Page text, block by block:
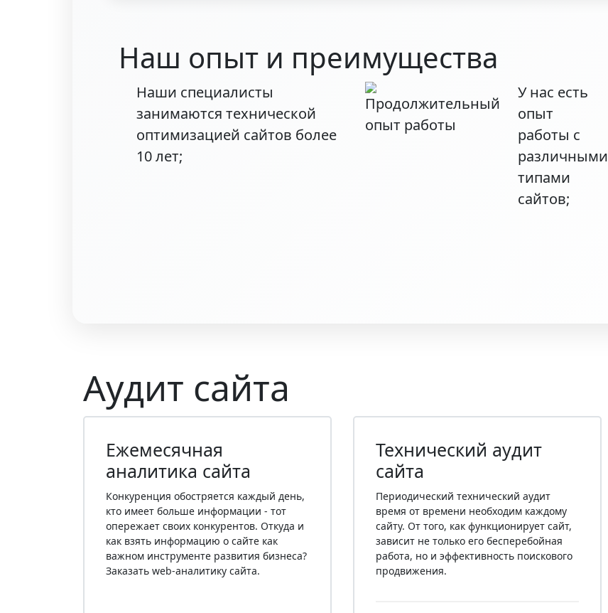
Наш опыт и преимущества
Наши специалисты
занимаются технической
оптимизацией сайтов более
10 лет;
У нас есть
опыт
работы с
различными
типами
сайтов;
Аудит сайта
Ежемесячная
аналитика сайта
Конкуренция обостряется каждый день,
кто имеет больше информации - тот
опережает своих конкурентов. Откуда и
как взять информацию о сайте как
важном инструменте развития бизнеса?
Заказать web-аналитику сайта.
Технический аудит
сайта
Периодический технический аудит
время от времени необходим каждому
сайту. От того, как функционирует сайт,
зависит не только его бесперебойная
работа, но и эффективность поискового
продвижения.